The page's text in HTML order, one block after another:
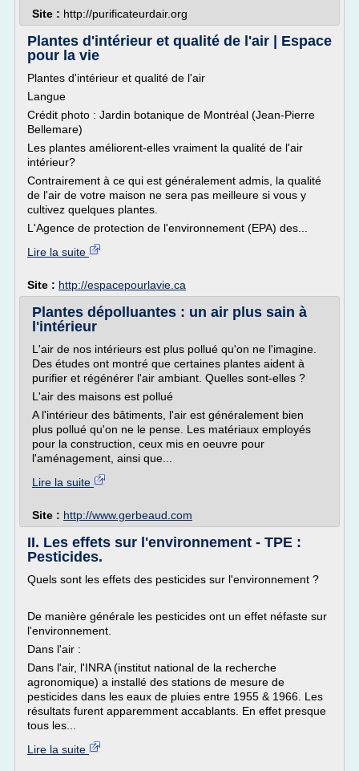
Site : http://purificateurdair.org
Plantes d'intérieur et qualité de l'air | Espace
pour la vie
Plantes d'intérieur et qualité de l'air
Langue
Crédit photo : Jardin botanique de Montréal (Jean-Pierre
Bellemare)
Les plantes améliorent-elles vraiment la qualité de l'air
intérieur?
Contrairement à ce qui est généralement admis, la qualité
de l'air de votre maison ne sera pas meilleure si vous y
cultivez quelques plantes.
L'Agence de protection de l'environnement (EPA) des...
Lire la suite
Site : http://espacepourlavie.ca
Plantes dépolluantes : un air plus sain à
l'intérieur
L'air de nos intérieurs est plus pollué qu'on ne l'imagine.
Des études ont montré que certaines plantes aident à
purifier et régénérer l'air ambiant. Quelles sont-elles ?
L'air des maisons est pollué
A l'intérieur des bâtiments, l'air est généralement bien
plus pollué qu'on ne le pense. Les matériaux employés
pour la construction, ceux mis en oeuvre pour
l'aménagement, ainsi que...
Lire la suite
Site : http://www.gerbeaud.com
II. Les effets sur l'environnement - TPE :
Pesticides.
Quels sont les effets des pesticides sur l'environnement ?
De manière générale les pesticides ont un effet néfaste sur
l'environnement.
Dans l'air :
Dans l'air, l'INRA (institut national de la recherche
agronomique) a installé des stations de mesure de
pesticides dans les eaux de pluies entre 1955 & 1966. Les
résultats furent apparemment accablants. En effet presque
tous les...
Lire la suite